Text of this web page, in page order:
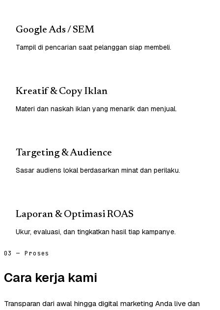
Google Ads / SEM
Tampil di pencarian saat pelanggan siap membeli.
Kreatif & Copy Iklan
Materi dan naskah iklan yang menarik dan menjual.
Targeting & Audience
Sasar audiens lokal berdasarkan minat dan perilaku.
Laporan & Optimasi ROAS
Ukur, evaluasi, dan tingkatkan hasil tiap kampanye.
03 — Proses
Cara kerja kami
Transparan dari awal hingga digital marketing Anda live dan